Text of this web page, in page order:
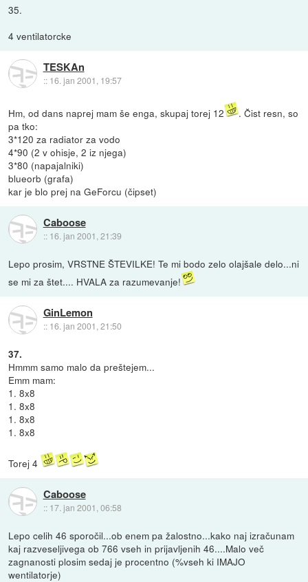
35.
4 ventilatorcke
TESKAn
:: 16. jan 2001, 19:57
Hm, od dans naprej mam še enga, skupaj torej 12
. Čist resn, so
pa tko:
3*120 za radiator za vodo
4*90 (2 v ohisje, 2 iz njega)
3*80 (napajalniki)
blueorb (grafa)
kar je blo prej na GeForcu (čipset)
Caboose
:: 16. jan 2001, 21:39
Lepo prosim, VRSTNE ŠTEVILKE! Te mi bodo zelo olajšale delo...ni
se mi za štet.... HVALA za razumevanje!
GinLemon
:: 16. jan 2001, 21:50
37.
Hmmm samo malo da preštejem...
Emm mam:
1. 8x8
1. 8x8
1. 8x8
1. 8x8
Torej 4
Caboose
:: 17. jan 2001, 06:58
Lepo celih 46 sporočil...ob enem pa žalostno...kako naj izračunam
kaj razveseljivega ob 766 vseh in prijavljenih 46....Malo več
zagnanosti plosim sedaj je procentno (%vseh ki IMAJO
wentilatorje)